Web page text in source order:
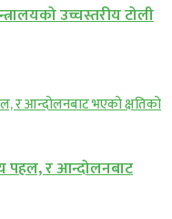
उच्चस्तरीय टोली
पहल, र आन्दोलनबाट